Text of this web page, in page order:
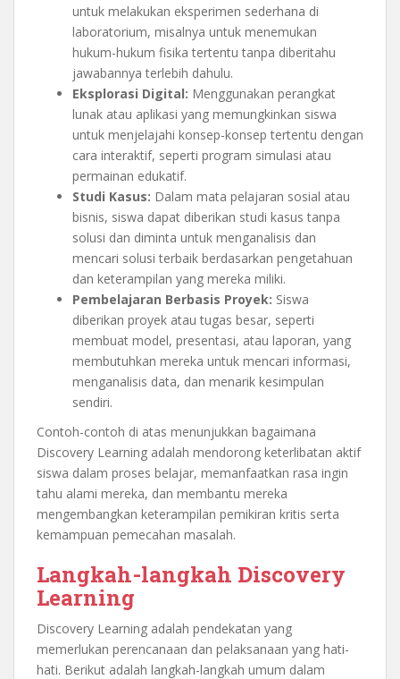
untuk melakukan eksperimen sederhana di
laboratorium, misalnya untuk menemukan
hukum-hukum fisika tertentu tanpa diberitahu
jawabannya terlebih dahulu.
Eksplorasi Digital: Menggunakan perangkat
lunak atau aplikasi yang memungkinkan siswa
untuk menjelajahi konsep-konsep tertentu dengan
cara interaktif, seperti program simulasi atau
permainan edukatif.
Studi Kasus: Dalam mata pelajaran sosial atau
bisnis, siswa dapat diberikan studi kasus tanpa
solusi dan diminta untuk menganalisis dan
mencari solusi terbaik berdasarkan pengetahuan
dan keterampilan yang mereka miliki.
Pembelajaran Berbasis Proyek: Siswa
diberikan proyek atau tugas besar, seperti
membuat model, presentasi, atau laporan, yang
membutuhkan mereka untuk mencari informasi,
menganalisis data, dan menarik kesimpulan
sendiri.
Contoh-contoh di atas menunjukkan bagaimana
Discovery Learning adalah mendorong keterlibatan aktif
siswa dalam proses belajar, memanfaatkan rasa ingin
tahu alami mereka, dan membantu mereka
mengembangkan keterampilan pemikiran kritis serta
kemampuan pemecahan masalah.
Langkah-langkah Discovery
Learning
Discovery Learning adalah pendekatan yang
memerlukan perencanaan dan pelaksanaan yang hati-
hati. Berikut adalah langkah-langkah umum dalam